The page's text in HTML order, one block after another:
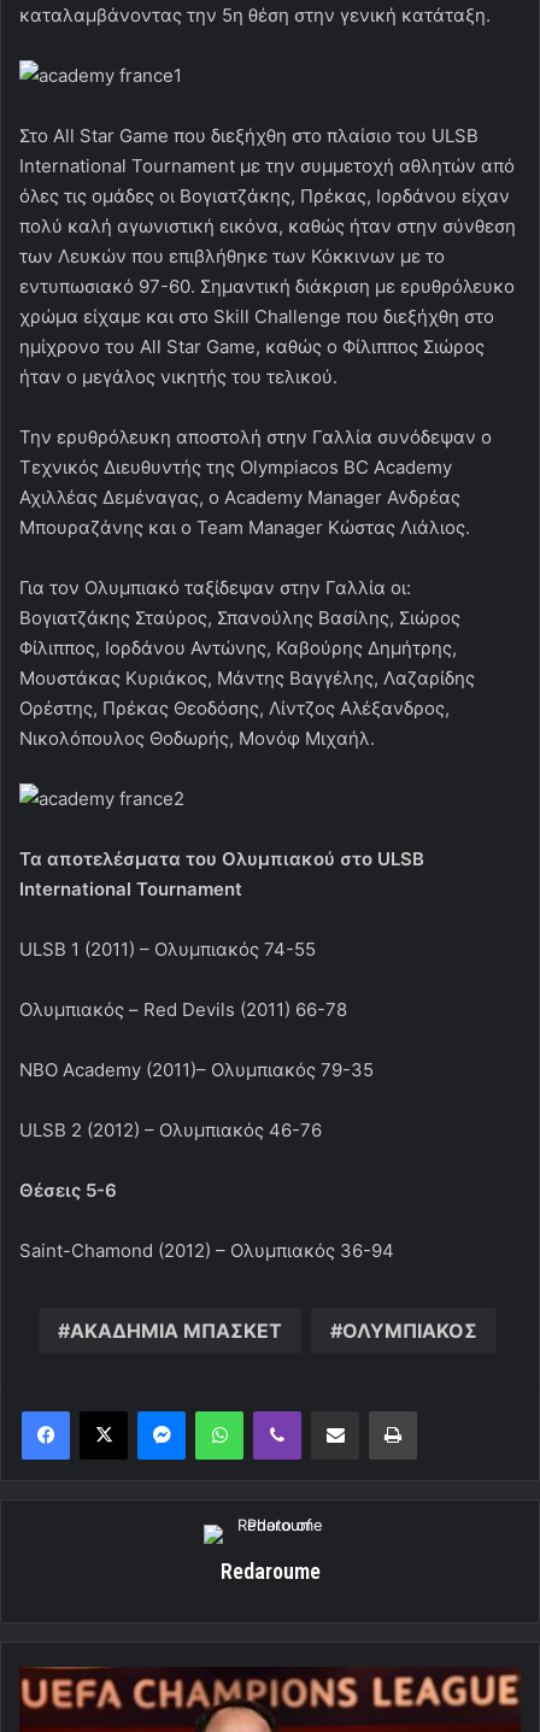
καταλαμβάνοντας την 5η θέση στην γενική κατάταξη.
Στο All Star Game που διεξήχθη στο πλαίσιο του ULSB
International Tournament με την συμμετοχή αθλητών από
όλες τις ομάδες οι Βογιατζάκης, Πρέκας, Ιορδάνου είχαν
πολύ καλή αγωνιστική εικόνα, καθώς ήταν στην σύνθεση
των Λευκών που επιβλήθηκε των Κόκκινων με το
εντυπωσιακό 97-60. Σημαντική διάκριση με ερυθρόλευκο
χρώμα είχαμε και στο Skill Challenge που διεξήχθη στο
ημίχρονο του All Star Game, καθώς ο Φίλιππος Σιώρος
ήταν ο μεγάλος νικητής του τελικού.
Την ερυθρόλευκη αποστολή στην Γαλλία συνόδεψαν ο
Τεχνικός Διευθυντής της Olympiacos BC Academy
Αχιλλέας Δεμέναγας, ο Academy Manager Ανδρέας
Μπουραζάνης και ο Team Manager Κώστας Λιάλιος.
Για τον Ολυμπιακό ταξίδεψαν στην Γαλλία οι:
Βογιατζάκης Σταύρος, Σπανούλης Βασίλης, Σιώρος
Φίλιππος, Ιορδάνου Αντώνης, Καβούρης Δημήτρης,
Μουστάκας Κυριάκος, Μάντης Βαγγέλης, Λαζαρίδης
Ορέστης, Πρέκας Θεοδόσης, Λίντζος Αλέξανδρος,
Νικολόπουλος Θοδωρής, Μονόφ Μιχαήλ.
Τα αποτελέσματα του Ολυμπιακού στο ULSB
International Tournament
ULSB 1 (2011) – Ολυμπιακός 74-55
Ολυμπιακός – Red Devils (2011) 66-78
NBO Academy (2011)– Ολυμπιακός 79-35
ULSB 2 (2012) – Ολυμπιακός 46-76
Θέσεις 5-6
Saint-Chamond (2012) – Ολυμπιακός 36-94
ΑΚΑΔΗΜΙΑ ΜΠΑΣΚΕΤ ΟΛΥΜΠΙΑΚΟΣ
MessengerWhatsAppViber Κοινοποίηση μέσω ηλεκτρονικού ταχυδρομείουΕκτύπωση
Redaroume
Ετοιμάζει
συνέντευξη